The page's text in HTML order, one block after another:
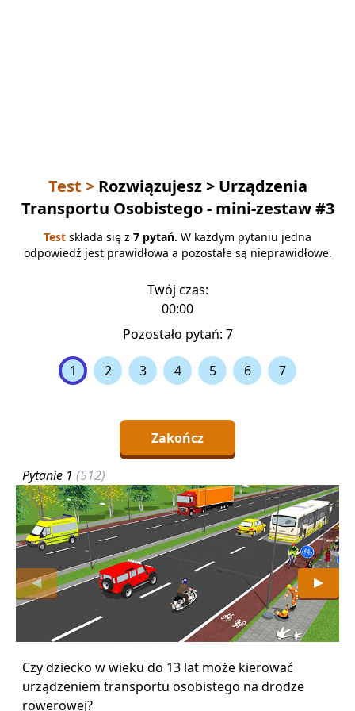
Test > Rozwiązujesz> Urządzenia
Transportu Osobistego - mini-zestaw #3
Test składa się z 7 pytań. W każdym pytaniu jedna
odpowiedź jest prawidłowa a pozostałe są nieprawidłowe.
Twój czas:
00:00
Pozostało pytań: 7
1 2 3 4 5 6 7
Zakończ
◀ ▶
Pytanie 1 (512)
Czy dziecko w wieku do 13 lat może kierować
urządzeniem transportu osobistego na drodze
rowerowej?